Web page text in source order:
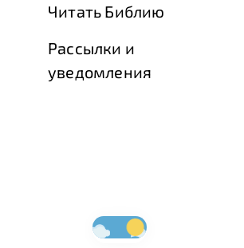
Читать Библию
Рассылки и
уведомления